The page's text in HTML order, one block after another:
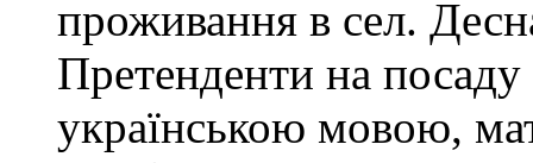
проживання в сел.
Претенденти на посаду
українською мовою,